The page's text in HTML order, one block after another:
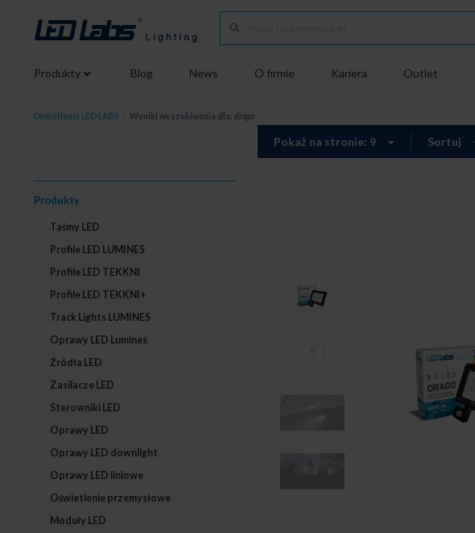
Produkty Blog News O firmie Kariera Outlet
Oświetlenie LED LABS Wyniki wyszukiwania dla: drago
Produkty
Taśmy LED
Profile LED LUMINES
Profile LED TEKKNI
Profile LED TEKKNI+
Track Lights LUMINES
Oprawy LED Lumines
Źródła LED
Zasilacze LED
Sterowniki LED
Oprawy LED
Oprawy LED downlight
Oprawy LED liniowe
Oświetlenie przemysłowe
Moduły LED
Pokaż na stronie: 9 Sortuj